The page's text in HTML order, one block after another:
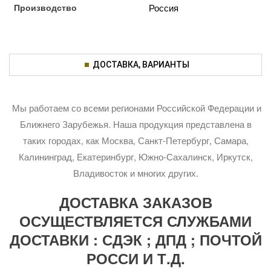
Производство Россия
ДОСТАВКА, ВАРИАНТЫ
Мы работаем со всеми регионами Российской Федерации и
Ближнего Зарубежья. Наша продукция представлена в
таких городах, как Москва, Санкт-Петербург, Самара,
Калининград, Екатеринбург, Южно-Сахалинск, Иркутск,
Владивосток и многих других.
ДОСТАВКА ЗАКАЗОВ
ОСУЩЕСТВЛЯЕТСЯ СЛУЖБАМИ
ДОСТАВКИ : СДЭК ; ДПД ; ПОЧТОЙ
РОССИ И Т.Д.